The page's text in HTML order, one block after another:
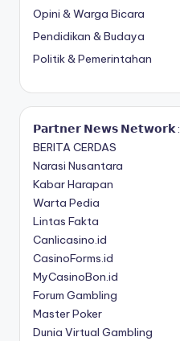
Opini & Warga Bicara
Pendidikan & Budaya
Politik & Pemerintahan
𝗣𝗮𝗿𝘁𝗻𝗲𝗿 𝗡𝗲𝘄𝘀 𝗡𝗲𝘁𝘄𝗼𝗿𝗸 :
BERITA CERDAS
Narasi Nusantara
Kabar Harapan
Warta Pedia
Lintas Fakta
Canlicasino.id
CasinoForms.id
MyCasinoBon.id
Forum Gambling
Master Poker
Dunia Virtual Gambling